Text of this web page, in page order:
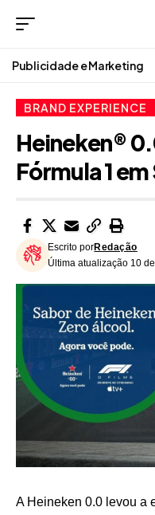
Publicidade e Marketing
BRAND EXPERIENCE
Heineken®
Fórmula 1 em
Última atualização 10
Escrito porRedação
A Heineken 0.0 levou a